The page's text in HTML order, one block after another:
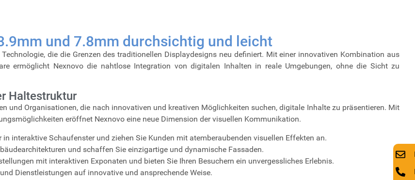
und 7.8mm durchsichtig und leicht
die die Grenzen des traditionellen Displaydesigns neu definiert. Mit einer innovativen Kombination aus
ermöglicht Nexnovo die nahtlose Integration von digitalen Inhalten in reale Umgebungen, ohne die Sicht zu
Haltestruktur
und Organisationen, die nach innovativen und kreativen Möglichkeiten suchen, digitale Inhalte zu präsentieren. Mit
eröffnet Nexnovo eine neue Dimension der visuellen Kommunikation.
in interaktive Schaufenster und ziehen Sie Kunden mit atemberaubenden visuellen Effekten an.
und schaffen Sie einzigartige und dynamische Fassaden.
mit interaktiven Exponaten und bieten Sie Ihren Besuchern ein unvergessliches Erlebnis.
Dienstleistungen auf innovative und ansprechende Weise.